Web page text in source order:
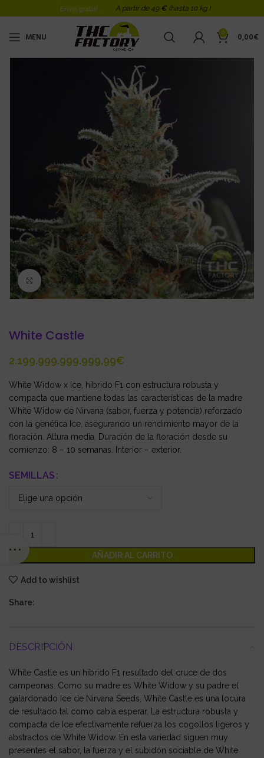
Envio gratis! A partir de 49 € (hasta 10 kg )
MENU 0 0,00€
Click to enlarge
White Castle
€
White Widow x Ice, híbrido F1 con estructura robusta y
compacta que mantiene todas las características de la madre
White Widow de Nirvana (sabor, fuerza y potencia) reforzado
con la genética Ice, asegurando un rendimiento mayor de la
floración. Altura media. Duración de la floración desde su
comienzo: 8 – 10 semanas. Interior – exterior.
SEMILLAS
AÑADIR AL CARRITO
Add to wishlist
Share:
DESCRIPCIÓN
White Castle es un híbrido F1 resultado del cruce de dos
campeonas. Como su madre es White Widow y su padre el
galardonado Ice de Nirvana Seeds, White Castle es una locura
de resultado tal como cabía esperar. La estructura robusta y
compacta de Ice efectivamente refuerza los cogollos ligeros y
abstractos de White Widow. En esta variedad siguen muy
presentes el sabor, la fuerza y el subidón sociable de White